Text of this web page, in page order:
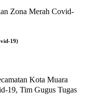
19)
Kota Muara
19, Tim Gugus Tugas